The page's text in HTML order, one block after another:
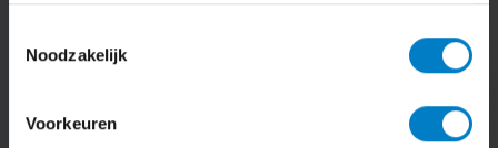
Noodzakelijk
Voorkeuren
Bedrijfsnaam*